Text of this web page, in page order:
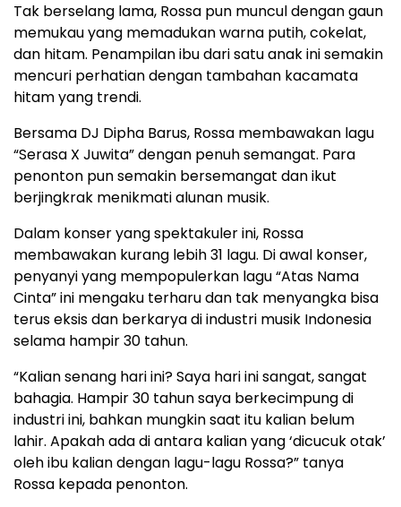
Tak berselang lama, Rossa pun muncul dengan gaun
memukau yang memadukan warna putih, cokelat,
dan hitam. Penampilan ibu dari satu anak ini semakin
mencuri perhatian dengan tambahan kacamata
hitam yang trendi.
Bersama DJ Dipha Barus, Rossa membawakan lagu
“Serasa X Juwita” dengan penuh semangat. Para
penonton pun semakin bersemangat dan ikut
berjingkrak menikmati alunan musik.
Dalam konser yang spektakuler ini, Rossa
membawakan kurang lebih 31 lagu. Di awal konser,
penyanyi yang mempopulerkan lagu “Atas Nama
Cinta” ini mengaku terharu dan tak menyangka bisa
terus eksis dan berkarya di industri musik Indonesia
selama hampir 30 tahun.
“Kalian senang hari ini? Saya hari ini sangat, sangat
bahagia. Hampir 30 tahun saya berkecimpung di
industri ini, bahkan mungkin saat itu kalian belum
lahir. Apakah ada di antara kalian yang ‘dicucuk otak’
oleh ibu kalian dengan lagu-lagu Rossa?” tanya
Rossa kepada penonton.